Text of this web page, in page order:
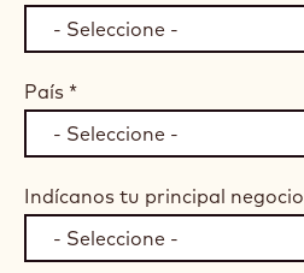
País *
Indícanos tu principal negocio